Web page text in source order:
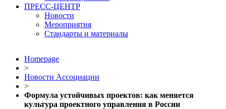
ПРЕСС-ЦЕНТР
Новости
Мероприятия
Стандарты и материалы
Homepage
>
Новости Ассоциации
>
Формула устойчивых проектов: как меняется
культура проектного управления в России